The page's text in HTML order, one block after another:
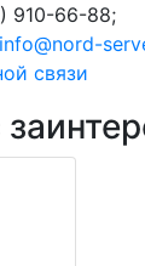
910-66-88;
info@nord-
связи